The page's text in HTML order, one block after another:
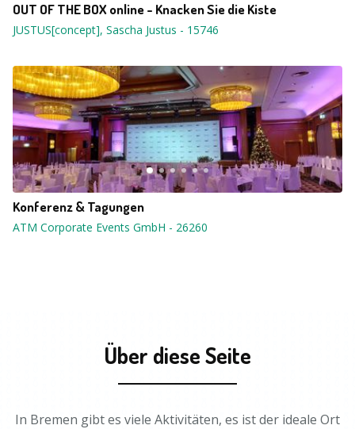
OUT OF THE BOX online - Knacken Sie die Kiste
JUSTUS[concept], Sascha Justus - 15746
Konferenz & Tagungen
ATM Corporate Events GmbH - 26260
Über diese Seite
In Bremen gibt es viele Aktivitäten, es ist der ideale Ort